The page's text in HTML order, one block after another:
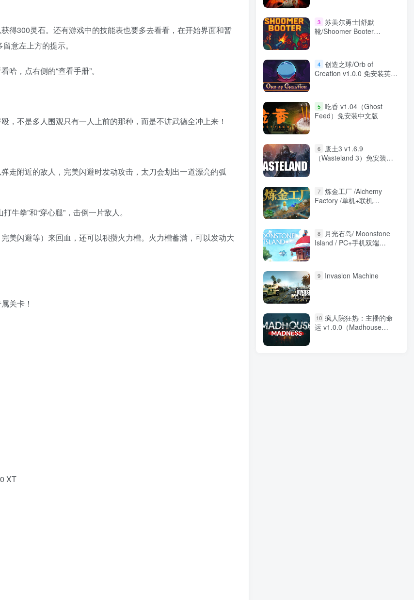
得300灵石。还有游戏中的技能表也要多去看看，在开始界面和暂
意左上方的提示。
，点右侧的“查看手册”。
，不是多人围观只有一人上前的那种，而是不讲武德全冲上来！
走附近的敌人，完美闪避时发动攻击，太刀会划出一道漂亮的弧
牛拳”和“穿心腿”，击倒一片敌人。
美闪避等）来回血，还可以积攒火力槽。火力槽蓄满，可以发动大
关卡！
XT
3 苏美尔勇士|舒默
靴/Shoomer Booter
4 创造之球/Orb of
Creation v1.0.0 免安装英文
5 吃香 v1.04（Ghost
Feed）免安装中文版
6
废土3 v1.6.9
（Wasteland 3）免安装中
7 炼金工厂 /Alchemy
Factory /单机+联机
8
月光石岛/ Moonstone
Island / PC+手机双端
9 Invasion Machine
10 疯人院狂热：主播的命
运 v1.0.0（Madhouse